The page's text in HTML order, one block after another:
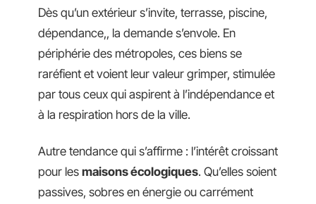
Dès qu’un extérieur s’invite, terrasse, piscine,
dépendance,, la demande s’envole. En
périphérie des métropoles, ces biens se
raréfient et voient leur valeur grimper, stimulée
par tous ceux qui aspirent à l’indépendance et
à la respiration hors de la ville.
Autre tendance qui s’affirme : l’intérêt croissant
pour les maisons écologiques. Qu’elles soient
passives, sobres en énergie ou carrément